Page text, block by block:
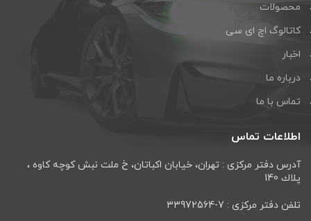
محصولات
کاتالوگ اچ ای سی
اخبار
درباره ما
تماس با ما
اطلاعات تماس
آدرس دفتر مرکزی : تهران، خيابان اكباتان، خ ملت نبش كوچه كاوه ،
پلاك 140
تلفن دفتر مرکزی : 7-33972564